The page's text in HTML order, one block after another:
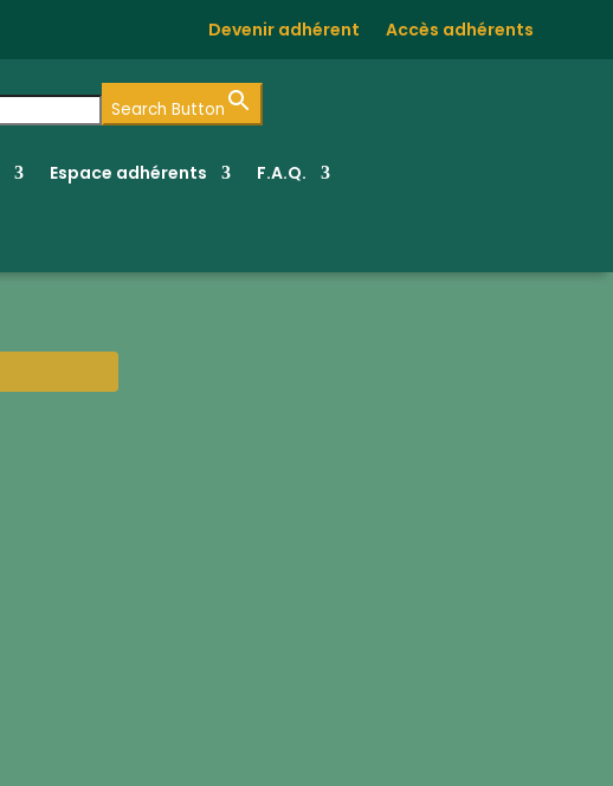
Devenir adhérent Accès adhérents
Search Button
Espace adhérents F.A.Q.